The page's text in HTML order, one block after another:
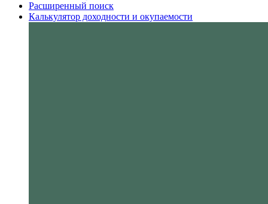
Расширенный поиск
Калькулятор доходности и окупаемости